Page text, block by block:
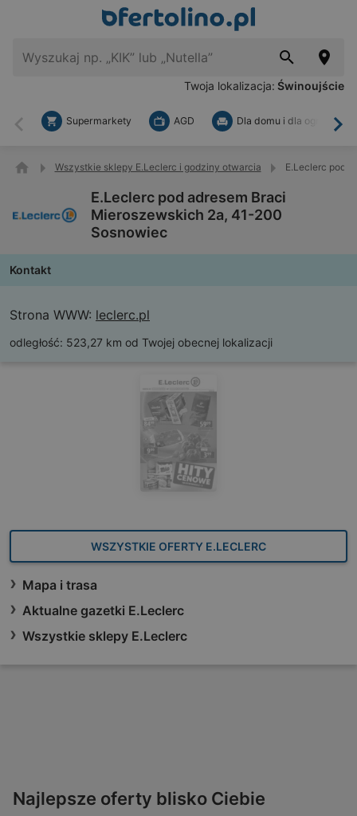
Twoja lokalizacja: Świnoujście
Wstecz
Supermarkety AGD Dla domu i dla ogrodu
Wszystkie sklepy E.Leclerc i godziny otwarcia E.Leclerc pod
E.Leclerc pod adresem Braci
Mieroszewskich 2a, 41-200
Sosnowiec
Kontakt
Strona WWW: leclerc.pl
odległość: 523,27 km od Twojej obecnej lokalizacji
WSZYSTKIE OFERTY E.LECLERC
Mapa i trasa
Aktualne gazetki E.Leclerc
Wszystkie sklepy E.Leclerc
Najlepsze oferty blisko Ciebie